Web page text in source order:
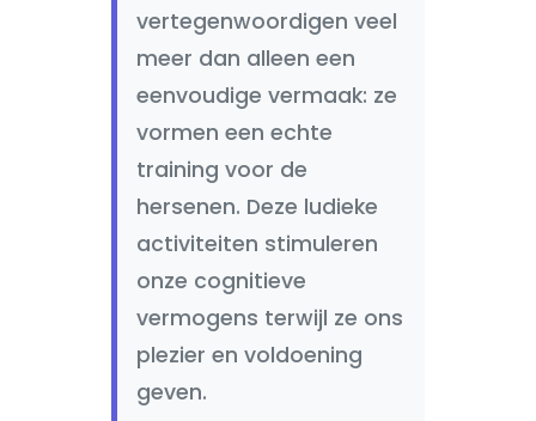
vertegenwoordigen veel
meer dan alleen een
eenvoudige vermaak: ze
vormen een echte
training voor de
hersenen. Deze ludieke
activiteiten stimuleren
onze cognitieve
vermogens terwijl ze ons
plezier en voldoening
geven.